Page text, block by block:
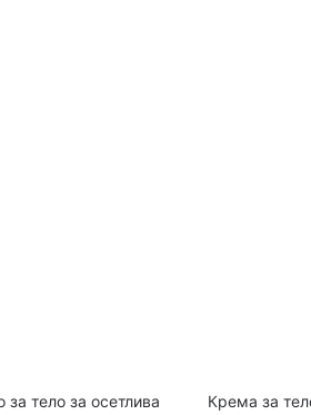
тело за осетлива
Крема за